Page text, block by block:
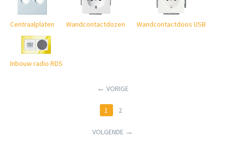
Centraalplaten Wandcontactdozen Wandcontactdoos USB
Inbouw radio RDS
VORIGE
1 2
VOLGENDE